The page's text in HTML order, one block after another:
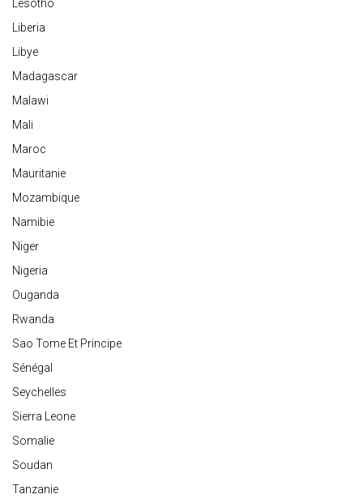
Lesotho
Liberia
Libye
Madagascar
Malawi
Mali
Maroc
Mauritanie
Mozambique
Namibie
Niger
Nigeria
Ouganda
Rwanda
Sao Tome Et Principe
Sénégal
Seychelles
Sierra Leone
Somalie
Soudan
Tanzanie